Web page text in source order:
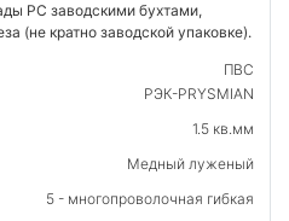
РС заводскими бухтами,
(не кратно заводской упаковке).
ПВС
РЭК-PRYSMIAN
1.5 кв.мм
Медный луженый
5 - многопроволочная гибкая